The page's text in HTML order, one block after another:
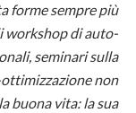
forme sempre più
workshop di auto-
seminari sulla
non
buona vita: la sua